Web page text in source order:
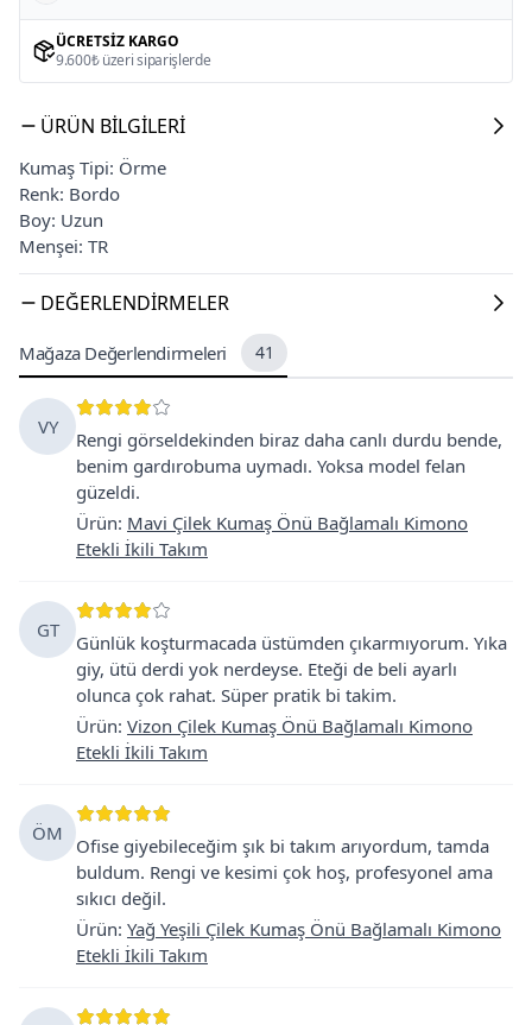
ÜCRETSIZ KARGO
9.600₺ üzeri siparişlerde
ÜRÜN BILGILERI
Kumaş Tipi: Örme
Renk: Bordo
Boy: Uzun
Menşei: TR
DEĞERLENDIRMELER
Mağaza Değerlendirmeleri 41
VY
Rengi görseldekinden biraz daha canlı durdu bende,
benim gardırobuma uymadı. Yoksa model felan
güzeldi.
Ürün: Mavi Çilek Kumaş Önü Bağlamalı Kimono
Etekli İkili Takım
GT
Günlük koşturmacada üstümden çıkarmıyorum. Yıka
giy, ütü derdi yok nerdeyse. Eteği de beli ayarlı
olunca çok rahat. Süper pratik bi takim.
Ürün: Vizon Çilek Kumaş Önü Bağlamalı Kimono
Etekli İkili Takım
ÖM
Ofise giyebileceğim şık bi takım arıyordum, tamda
buldum. Rengi ve kesimi çok hoş, profesyonel ama
sıkıcı değil.
Ürün: Yağ Yeşili Çilek Kumaş Önü Bağlamalı Kimono
Etekli İkili Takım